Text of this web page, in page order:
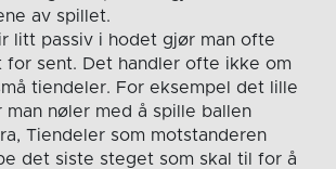
av spillet.
litt passiv i hodet gjør man ofte
for sent. Det handler ofte ikke om
tiendeler. For eksempel det lille
nøler med å spille ballen
Tiendeler som motstanderen
det siste steget som skal til for å